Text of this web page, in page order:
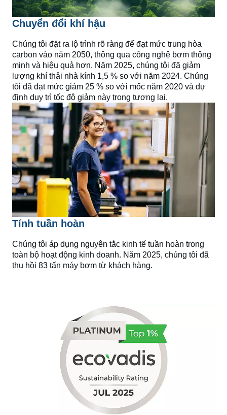
Chuyển đổi khí hậu
Chúng tôi đặt ra lộ trình rõ ràng để đạt mức trung hòa
carbon vào năm 2050, thông qua công nghệ bơm thông
minh và hiệu quả hơn. Năm 2025, chúng tôi đã giảm
lượng khí thải nhà kính 1,5 % so với năm 2024. Chúng
tôi đã đạt mức giảm 25 % so với mốc năm 2020 và dự
định duy trì tốc độ giảm này trong tương lai.
Tính tuần hoàn
Chúng tôi áp dụng nguyên tắc kinh tế tuần hoàn trong
toàn bộ hoạt động kinh doanh. Năm 2025, chúng tôi đã
thu hồi 83 tấn máy bơm từ khách hàng.